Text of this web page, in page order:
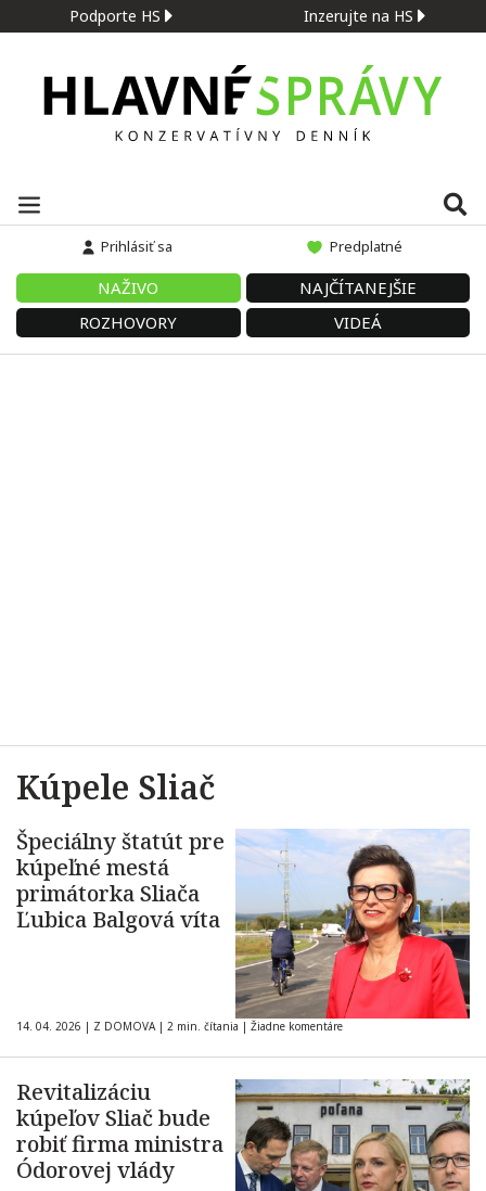
Podporte HS Inzerujte na HS
Prihlásiť sa Predplatné
NAŽIVO
NAJČÍTANEJŠIE
ROZHOVORY
VIDEÁ
Kúpele Sliač
Špeciálny štatút pre
kúpeľné mestá
primátorka Sliača
Ľubica Balgová víta
14. 04. 2026 | Z DOMOVA | 2 min. čítania | Žiadne komentáre
Revitalizáciu
kúpeľov Sliač bude
robiť firma ministra
Ódorovej vlády